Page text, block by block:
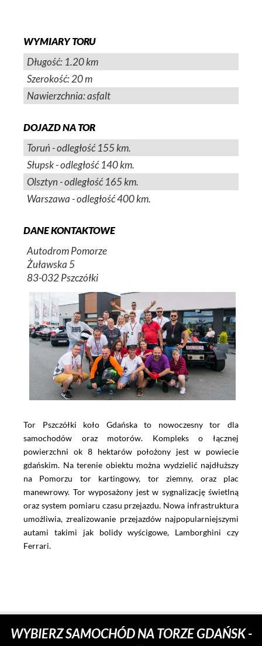
WYMIARY TORU
Długość: 1.20 km
Szerokość: 20 m
Nawierzchnia: asfalt
DOJAZD NA TOR
Toruń - odległość 155 km.
Słupsk - odległość 140 km.
Olsztyn - odległość 165 km.
Warszawa - odległość 400 km.
DANE KONTAKTOWE
Autodrom Pomorze
Żuławska 5
83-032 Pszczółki
Tor Pszczółki koło Gdańska to nowoczesny tor dla
samochodów oraz motorów. Kompleks o łącznej
powierzchni ok 8 hektarów położony jest w powiecie
gdańskim. Na terenie obiektu można wydzielić najdłuższy
na Pomorzu tor kartingowy, tor ziemny, oraz plac
manewrowy. Tor wyposażony jest w sygnalizację świetlną
oraz system pomiaru czasu przejazdu. Nowa infrastruktura
umożliwia, zrealizowanie przejazdów najpopularniejszymi
autami takimi jak bolidy wyścigowe, Lamborghini czy
Ferrari.
WYBIERZ SAMOCHÓD NA TORZE GDAŃSK -